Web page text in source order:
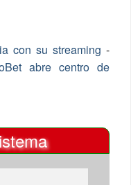
con su streaming -
abre centro de